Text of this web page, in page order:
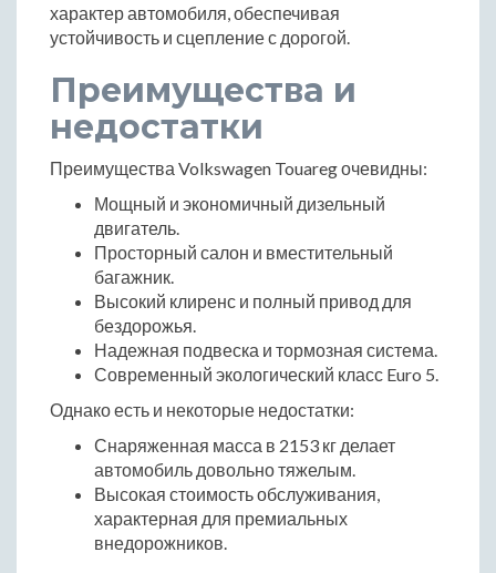
характер автомобиля, обеспечивая
устойчивость и сцепление с дорогой.
Преимущества и
недостатки
Преимущества Volkswagen Touareg очевидны:
Мощный и экономичный дизельный
двигатель.
Просторный салон и вместительный
багажник.
Высокий клиренс и полный привод для
бездорожья.
Надежная подвеска и тормозная система.
Современный экологический класс Euro 5.
Однако есть и некоторые недостатки:
Снаряженная масса в 2153 кг делает
автомобиль довольно тяжелым.
Высокая стоимость обслуживания,
характерная для премиальных
внедорожников.